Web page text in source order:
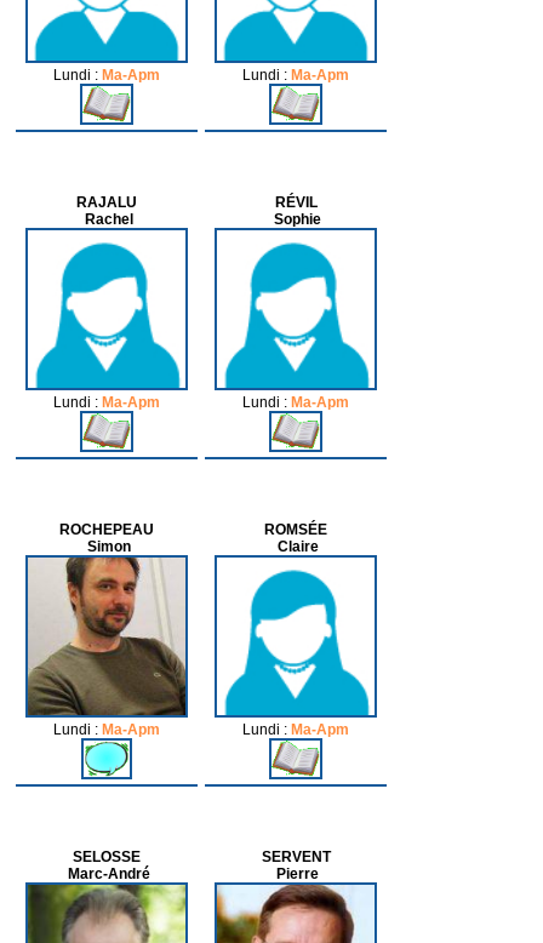
Lundi : Ma-Apm Lundi : Ma-Apm
RAJALU
Rachel
Lundi : Ma-Apm
RÉVIL
Sophie
Lundi : Ma-Apm
ROCHEPEAU
Simon
Lundi : Ma-Apm
ROMSÉE
Claire
Lundi : Ma-Apm
SELOSSE
Marc-André
SERVENT
Pierre